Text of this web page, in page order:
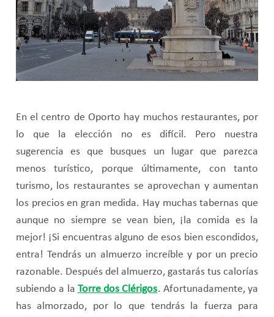
En el centro de Oporto hay muchos restaurantes, por
lo que la elección no es difícil. Pero nuestra
sugerencia es que busques un lugar que parezca
menos turístico, porque últimamente, con tanto
turismo, los restaurantes se aprovechan y aumentan
los precios en gran medida. Hay muchas tabernas que
aunque no siempre se vean bien, ¡la comida es la
mejor! ¡Si encuentras alguno de esos bien escondidos,
entra! Tendrás un almuerzo increíble y por un precio
razonable. Después del almuerzo, gastarás tus calorías
subiendo a la Torre dos Clérigos. Afortunadamente, ya
has almorzado, por lo que tendrás la fuerza para